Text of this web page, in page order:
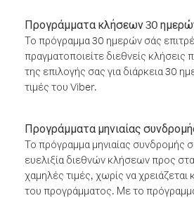
Προγράμματα κλήσεων 30
Το πρόγραμμα 30 ημερών σάς
πραγματοποιείτε διεθνείς
της επιλογής σας για διάρκεια 30
τιμές του Viber.
Προγράμματα μηνιαίας
Το πρόγραμμα μηνιαίας συνδρομής
ευελιξία διεθνών κλήσεων προς
χαμηλές τιμές, χωρίς να
του προγράμματος. Με το